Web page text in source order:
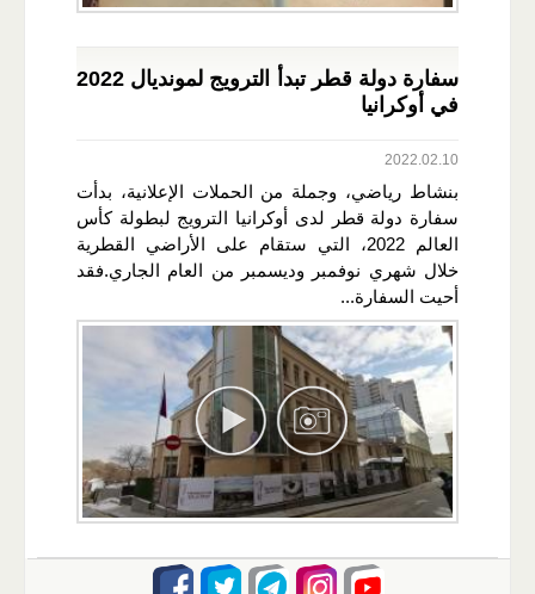
سفارة دولة قطر تبدأ الترويج لمونديال 2022
في أوكرانيا
2022.02.10
بنشاط رياضي، وجملة من الحملات الإعلانية، بدأت
سفارة دولة قطر لدى أوكرانيا الترويج لبطولة كأس
العالم 2022، التي ستقام على الأراضي القطرية
خلال شهري نوفمبر وديسمبر من العام الجاري.فقد
أحيت السفارة...